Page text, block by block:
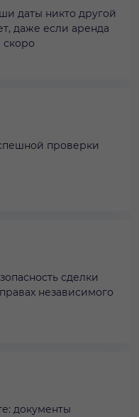
даты никто другой
даже если аренда
проверки
сделки
независимого
документы